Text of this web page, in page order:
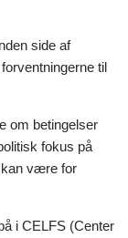
side af
til
om betingelser
fokus på
kan være for
i CELFS (Center